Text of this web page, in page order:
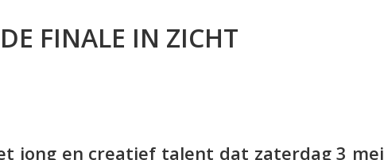
FINALE IN ZICHT
jong en creatief talent dat zaterdag 3 mei